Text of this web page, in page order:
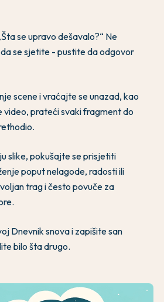
se upravo dešavalo?“ Ne
se sjetite - pustite da odgovor
scene i vraćajte se unazad, kao
prateći svaki fragment do
slike, pokušajte se prisjetiti
poput nelagode, radosti ili
trag i često povuče za
Dnevnik snova i zapišite san
bilo šta drugo.